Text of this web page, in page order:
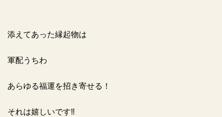
添えてあった縁起物は
軍配うちわ
あらゆる福運を招き寄せる！
それは嬉しいです‼︎